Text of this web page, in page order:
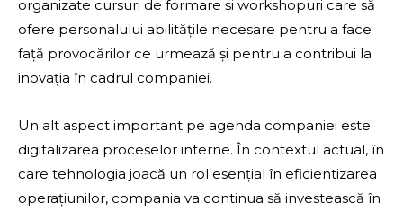
organizate cursuri de formare și workshopuri care să
ofere personalului abilitățile necesare pentru a face
față provocărilor ce urmează și pentru a contribui la
inovația în cadrul companiei.
Un alt aspect important pe agenda companiei este
digitalizarea proceselor interne. În contextul actual, în
care tehnologia joacă un rol esențial în eficientizarea
operațiunilor, compania va continua să investească în